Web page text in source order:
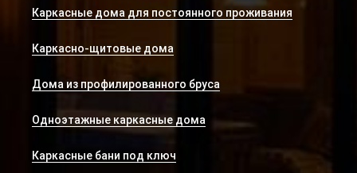
Каркасные дома для постоянного проживания
Каркасно-щитовые дома
Дома из профилированного бруса
Одноэтажные каркасные дома
Каркасные бани под ключ